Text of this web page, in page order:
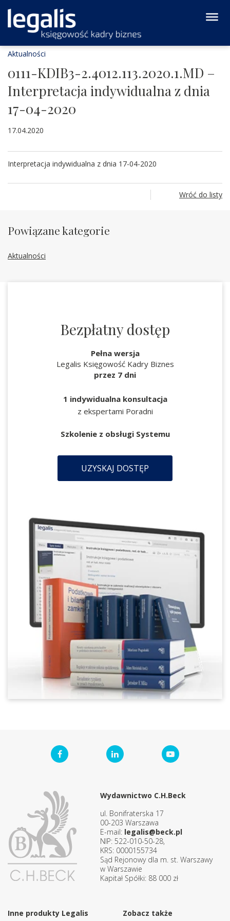
Aktualności
0111-KDIB3-2.4012.113.2020.1.MD –
Interpretacja indywidualna z dnia
17-04-2020
17.04.2020
Interpretacja indywidualna z dnia 17-04-2020
Wróć do listy
Powiązane kategorie
Aktualności
Bezpłatny dostęp
Pełna wersja
Legalis Księgowość Kadry Biznes
przez 7 dni
1 indywidualna konsultacja
z ekspertami Poradni
Szkolenie z obsługi Systemu
UZYSKAJ DOSTĘP
Wydawnictwo C.H.Beck
ul. Bonifraterska 17
00-203 Warszawa
E-mail: legalis@beck.pl
NIP: 522-010-50-28,
KRS: 0000155734
Sąd Rejonowy dla m. st. Warszawy
w Warszawie
Kapitał Spółki: 88 000 zł
Inne produkty Legalis Zobacz także